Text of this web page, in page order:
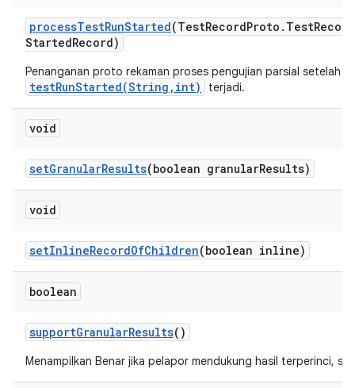
processTestRunStarted(TestRecordProto . Test
StartedRecord)
Penanganan proto rekaman proses pengujian parsial setelah
testRunStarted(String,int) terjadi.
void
setGranularResults(boolean granularResults)
void
setInlineRecordOfChildren(boolean inline)
boolean
supportGranularResults()
Menampilkan Benar jika pelapor mendukung hasil terperinci,